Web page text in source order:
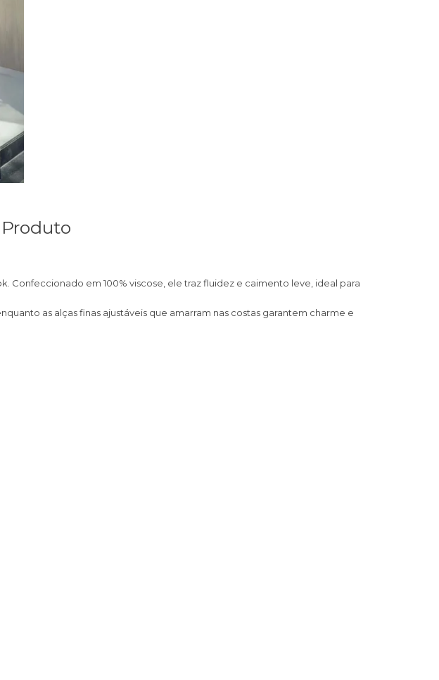
Confeccionado em 100% viscose, ele traz fluidez e caimento leve, ideal para
as alças finas ajustáveis que amarram nas costas garantem charme e